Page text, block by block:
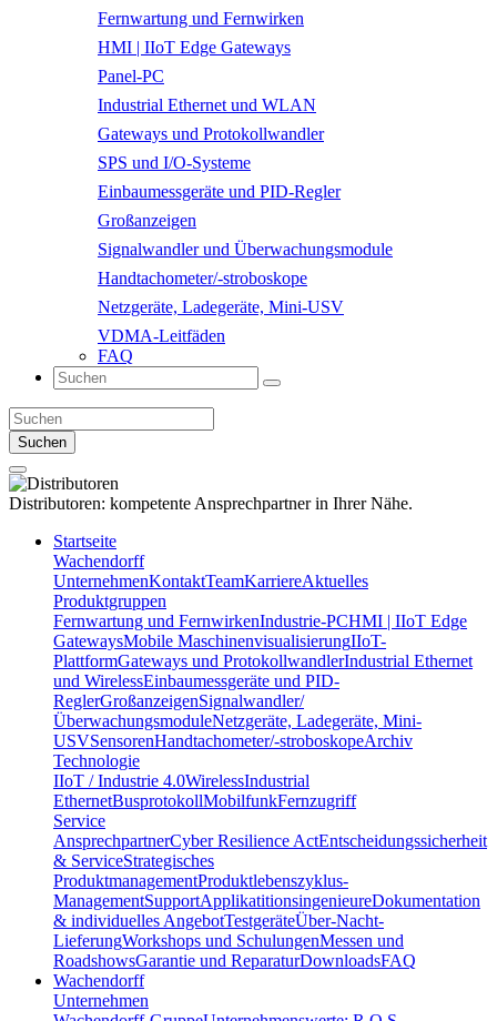
Fernwartung und Fernwirken
HMI | IIoT Edge Gateways
Panel-PC
Industrial Ethernet und WLAN
Gateways und Protokollwandler
SPS und I/O-Systeme
Einbaumessgeräte und PID-Regler
Großanzeigen
Signalwandler und Überwachungsmodule
Handtachometer/-stroboskope
Netzgeräte, Ladegeräte, Mini-USV
VDMA-Leitfäden
FAQ
Suchen
Distributoren: kompetente Ansprechpartner in Ihrer Nähe.
Startseite
Wachendorff
UnternehmenKontaktTeamKarriereAktuelles
Produktgruppen
Fernwartung und FernwirkenIndustrie-PCHMI | IIoT Edge
GatewaysMobile MaschinenvisualisierungIIoT-
PlattformGateways und ProtokollwandlerIndustrial Ethernet
und WirelessEinbaumessgeräte und PID-
ReglerGroßanzeigenSignalwandler/
ÜberwachungsmoduleNetzgeräte, Ladegeräte, Mini-
USVSensorenHandtachometer/-stroboskopeArchiv
Technologie
IIoT / Industrie 4.0WirelessIndustrial
EthernetBusprotokollMobilfunkFernzugriff
Service
AnsprechpartnerCyber Resilience ActEntscheidungssicherheit
& ServiceStrategisches
ProduktmanagementProduktlebenszyklus-
ManagementSupportApplikatitionsingenieureDokumentation
& individuelles AngebotTestgeräteÜber-Nacht-
LieferungWorkshops und SchulungenMessen und
RoadshowsGarantie und ReparaturDownloadsFAQ
Wachendorff
Unternehmen